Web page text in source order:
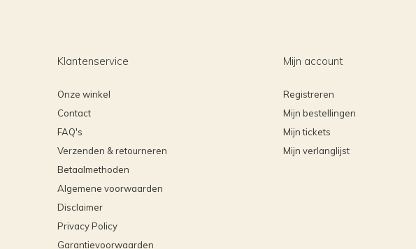
Klantenservice
Onze winkel
Contact
FAQ's
Verzenden & retourneren
Betaalmethoden
Algemene voorwaarden
Disclaimer
Privacy Policy
Garantievoorwaarden
Mijn account
Registreren
Mijn bestellingen
Mijn tickets
Mijn verlanglijst